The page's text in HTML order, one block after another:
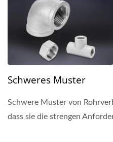
Schweres Muster
Schwere Muster von
dass sie die strengen